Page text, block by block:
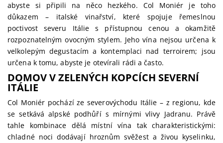
abyste si připili na něco hezkého. Col Moniér je toho
důkazem – italské vinařství, které spojuje řemeslnou
poctivost severu Itálie s přístupnou cenou a okamžitě
rozpoznatelným ovocným stylem. Jeho vína nejsou určena k
velkolepým degustacím a kontemplaci nad terroirem; jsou
určena k tomu, abyste je otevírali rádi a často.
DOMOV V ZELENÝCH KOPCÍCH SEVERNÍ
ITÁLIE
Col Moniér pochází ze severovýchodu Itálie – z regionu, kde
se setkává alpské podhůří s mírnými vlivy Jadranu. Právě
tahle kombinace dělá místní vína tak charakteristickými:
chladné noci dodávají hroznům svěžest a živou kyselinku,